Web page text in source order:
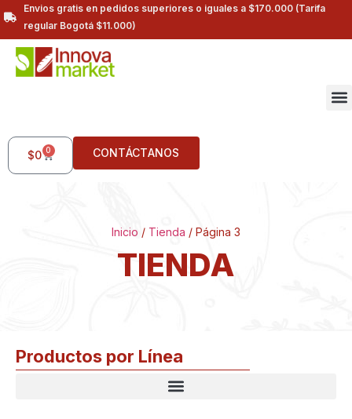
Envios gratis en pedidos superiores o iguales a $170.000 (Tarifa
regular Bogotá $11.000)
$0 0 CONTÁCTANOS
Inicio / Tienda / Página 3
TIENDA
Productos por Línea